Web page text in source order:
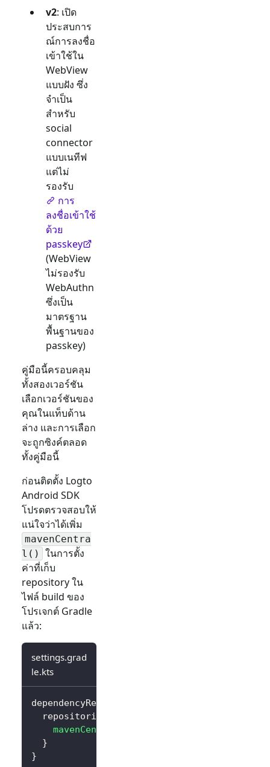
v2: เปิด
ประสบการ
ณ์การลงชื่อ
เข้าใช้ใน
WebView
แบบฝัง ซึ่ง
จำเป็น
สำหรับ
social
connector
แบบเนทีฟ
แต่ไม่
รองรับ
การ
ลงชื่อเข้าใช้
ด้วย
passkey
(WebView
ไม่รองรับ
WebAuthn
ซึ่งเป็น
มาตรฐาน
พื้นฐานของ
passkey)
คู่มือนี้ครอบคลุม
ทั้งสองเวอร์ชัน
เลือกเวอร์ชันของ
คุณในแท็บด้าน
ล่าง และการเลือก
จะถูกซิงค์ตลอด
ทั้งคู่มือนี้
ก่อนติดตั้ง Logto
Android SDK
โปรดตรวจสอบให้
แน่ใจว่าได้เพิ่ม
mavenCentra
l()
ในการตั้ง
ค่าที่เก็บ
repository ใน
ไฟล์ build ของ
โปรเจกต์ Gradle
แล้ว:
settings.grad
le.kts
dependencyResolutionManagement
  repositories
mavenCentral
}
}